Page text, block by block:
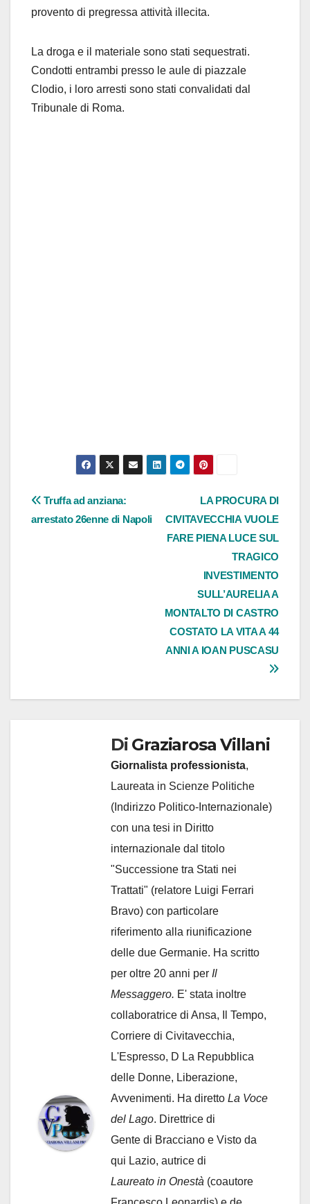
provento di pregressa attività illecita.
La droga e il materiale sono stati sequestrati.
Condotti entrambi presso le aule di piazzale
Clodio, i loro arresti sono stati convalidati dal
Tribunale di Roma.
Navigazione
LA PROCURA DI
CIVITAVECCHIA VUOLE
FARE PIENA LUCE SUL
TRAGICO
INVESTIMENTO
SULL’AURELIA A
MONTALTO DI CASTRO
COSTATO LA VITA A 44
ANNI A IOAN PUSCASU
Truffa ad anziana:
arrestato 26enne di Napoli
Di Graziarosa Villani
Giornalista professionista,
Laureata in Scienze Politiche
(Indirizzo Politico-Internazionale)
con una tesi in Diritto
internazionale dal titolo
"Successione tra Stati nei
Trattati" (relatore Luigi Ferrari
Bravo) con particolare
riferimento alla riunificazione
delle due Germanie. Ha scritto
per oltre 20 anni per Il
Messaggero. E' stata inoltre
collaboratrice di Ansa, Il Tempo,
Corriere di Civitavecchia,
L'Espresso, D La Repubblica
delle Donne, Liberazione,
Avvenimenti. Ha diretto La Voce
del Lago. Direttrice di
Gente di Bracciano e Visto da
qui Lazio, autrice di
Laureato in Onestà (coautore